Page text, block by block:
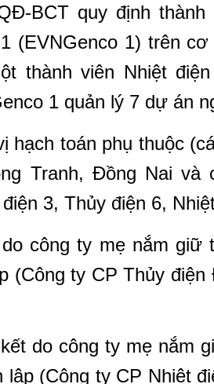
BCT quy định
(EVNGenco 1) trên
thành viên Nhiệt
1 quản lý 7 dự án
hạch toán phụ thuộc
Tranh, Đồng Nai
3, Thủy điện 6,
công ty mẹ nắm giữ
(Công ty CP Thủy
do công ty mẹ nắm
(Công ty CP Nhiệt